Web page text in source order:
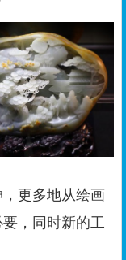
更多地从绘画
，同时新的工